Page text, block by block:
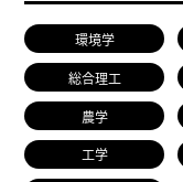
環境学
総合理工
農学
工学